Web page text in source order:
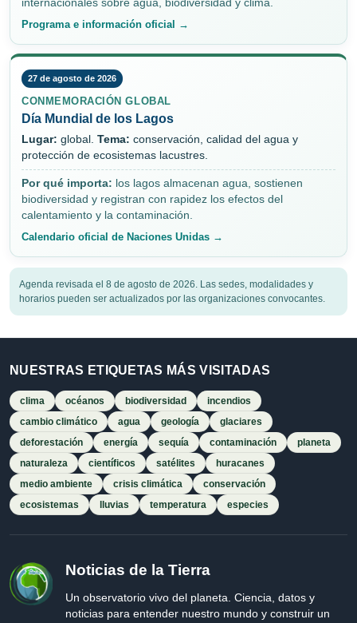
internacionales sobre agua, biodiversidad y clima.
Programa e información oficial →
27 de agosto de 2026
CONMEMORACIÓN GLOBAL
Día Mundial de los Lagos
Lugar: global. Tema: conservación, calidad del agua y
protección de ecosistemas lacustres.
Por qué importa: los lagos almacenan agua, sostienen
biodiversidad y registran con rapidez los efectos del
calentamiento y la contaminación.
Calendario oficial de Naciones Unidas →
Agenda revisada el 8 de agosto de 2026. Las sedes, modalidades y
horarios pueden ser actualizados por las organizaciones convocantes.
NUESTRAS ETIQUETAS MÁS VISITADAS
clima océanos biodiversidad
incendios
cambio climático
agua geología
glaciares
deforestación
energía sequía contaminación
planeta
naturaleza
científicos satélites
huracanes
medio ambiente
crisis climática
conservación
ecosistemas
lluvias temperatura especies
Noticias de la Tierra
Un observatorio vivo del planeta. Ciencia, datos y
noticias para entender nuestro mundo y construir un